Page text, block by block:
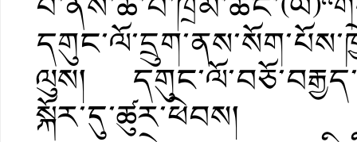
ལུས།
སྐོར་དུ་ཚུར་ཕེབས།